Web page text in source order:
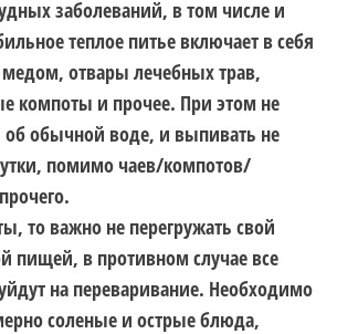
заболеваний, в том числе и
теплое питье включает в себя
отвары лечебных трав,
компоты и прочее. При этом не
об обычной воде, и выпивать не
помимо чаев/компотов/
то важно не перегружать свой
пищей, в противном случае все
на переваривание. Необходимо
соленые и острые блюда,